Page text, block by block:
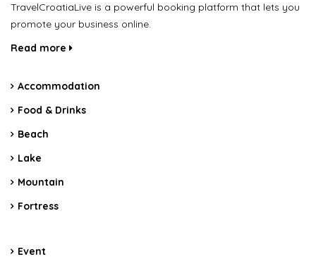
TravelCroatiaLive is a powerful booking platform that lets you
promote your business online.
Read more
Accommodation
Food & Drinks
Beach
Lake
Mountain
Fortress
Event